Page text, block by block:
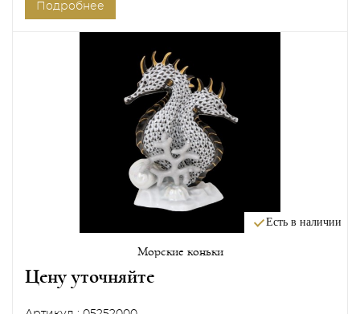
Подробнее
Есть в наличии
Морские коньки
Цену уточняйте